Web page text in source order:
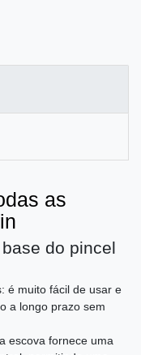
as
do pincel
é muito fácil de usar e
a longo prazo sem
escova fornece uma